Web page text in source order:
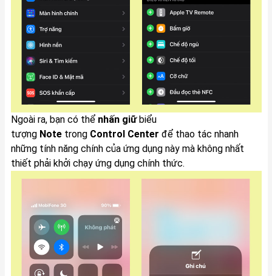
Ngoài ra, bạn có thể nhấn giữbiểu
tượng Notetrong Control Center để thao tác nhanh
những tính năng chính của ứng dụng này mà không nhất
thiết phải khởi chạy ứng dụng chính thức.